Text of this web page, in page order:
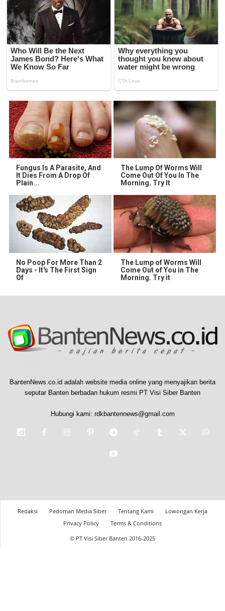
Fungus Is A Parasite, And
It Dies From A Drop Of
Plain...
The Lump Of Worms Will
Come Out Of You In The
Morning. Try It
No Poop For More Than 2
Days - It's The First Sign
Of
The Lump of Worms Will
Come Out of You in The
Morning. Try it
BantenNews.co.id adalah website media online yang menyajikan berita
seputar Banten berbadan hukum resmi PT Visi Siber Banten
Hubungi kami: rdkbantennews@gmail.com
Redaksi Pedoman Media Siber Tentang Kami
Lowongan Kerja
Privacy Policy
Terms & Conditions
© PT Visi Siber Banten 2016-2025